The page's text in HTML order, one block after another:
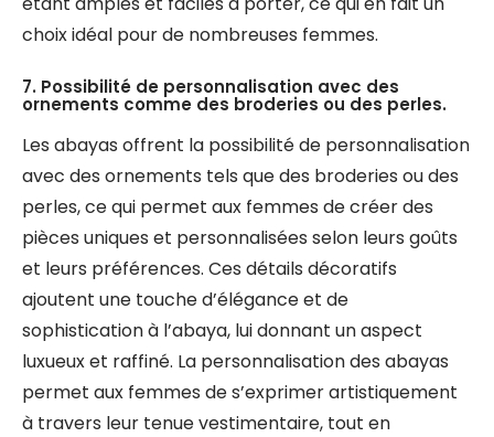
choix idéal pour de nombreuses femmes.
7. Possibilité de personnalisation avec des
ornements comme des broderies ou des perles.
Les abayas offrent la possibilité de personnalisation
avec des ornements tels que des broderies ou des
perles, ce qui permet aux femmes de créer des
pièces uniques et personnalisées selon leurs goûts
et leurs préférences. Ces détails décoratifs
ajoutent une touche d’élégance et de
sophistication à l’abaya, lui donnant un aspect
luxueux et raffiné. La personnalisation des abayas
permet aux femmes de s’exprimer artistiquement
à travers leur tenue vestimentaire, tout en